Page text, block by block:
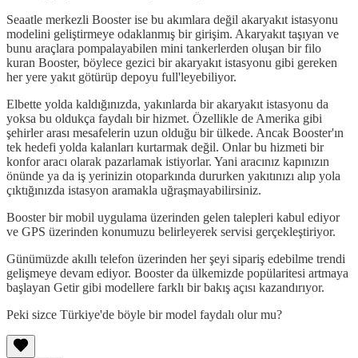
Seaatle merkezli Booster ise bu akımlara değil akaryakıt istasyonu
modelini geliştirmeye odaklanmış bir girişim. Akaryakıt taşıyan ve
bunu araçlara pompalayabilen mini tankerlerden oluşan bir filo
kuran Booster, böylece gezici bir akaryakıt istasyonu gibi gereken
her yere yakıt götürüp depoyu full'leyebiliyor.
Elbette yolda kaldığınızda, yakınlarda bir akaryakıt istasyonu da
yoksa bu oldukça faydalı bir hizmet. Özellikle de Amerika gibi
şehirler arası mesafelerin uzun olduğu bir ülkede. Ancak Booster'ın
tek hedefi yolda kalanları kurtarmak değil. Onlar bu hizmeti bir
konfor aracı olarak pazarlamak istiyorlar. Yani aracınız kapınızın
önünde ya da iş yerinizin otoparkında dururken yakıtınızı alıp yola
çıktığınızda istasyon aramakla uğraşmayabilirsiniz.
Booster bir mobil uygulama üzerinden gelen talepleri kabul ediyor
ve GPS üzerinden konumuzu belirleyerek servisi gerçekleştiriyor.
Günümüzde akıllı telefon üzerinden her şeyi sipariş edebilme trendi
gelişmeye devam ediyor. Booster da ülkemizde popülaritesi artmaya
başlayan Getir gibi modellere farklı bir bakış açısı kazandırıyor.
Peki sizce Türkiye'de böyle bir model faydalı olur mu?